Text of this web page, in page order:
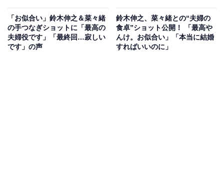
「お似合い」鈴木伸之＆菜々緒
の手つなぎショットに「最高の
夫婦役です」「最終回…寂しい
です」の声
鈴木伸之、菜々緒との“夫婦の
食卓”ショット公開！ 「最高や
んけ。お似合い」「本当に結婚
すればいいのに」